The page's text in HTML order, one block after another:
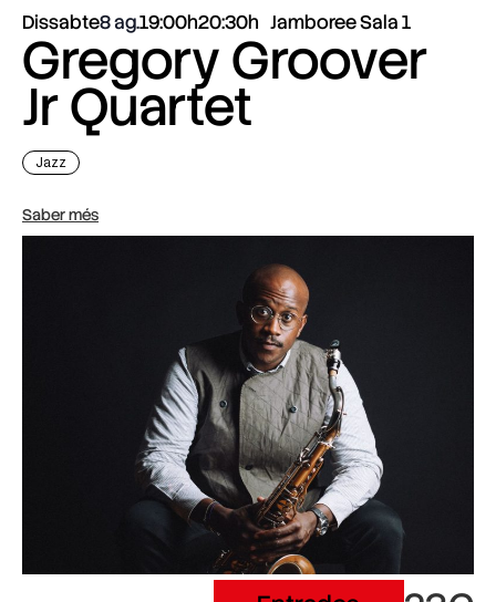
Dissabte8 ag.19:00h20:30h Jamboree Sala 1
Gregory Groover
Jr Quartet
Jazz
Saber més